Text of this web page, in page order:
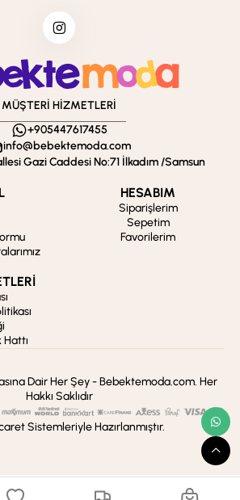
MÜŞTERİ HİZMETLERİ
+905447617455
info@bebektemoda.com
Gazi Caddesi No:71 İlkadım /Samsun
HESABIM
Siparişlerim
Sepetim
Favorilerim
Dair Her Şey - Bebektemoda.com. Her
Hakkı Saklıdır
Sistemleriyle Hazırlanmıştır.